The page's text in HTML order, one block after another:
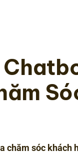
chăm sóc khách